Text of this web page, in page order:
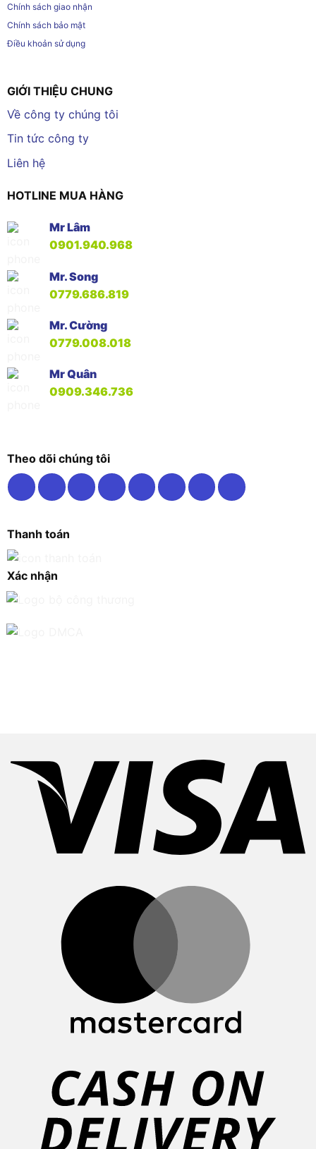
Chính sách giao nhận
Chính sách bảo mật
Điều khoản sử dụng
GIỚI THIỆU CHUNG
Về công ty chúng tôi
Tin tức công ty
Liên hệ
HOTLINE MUA HÀNG
Mr Lâm
0901.940.968
Mr. Song
0779.686.819
Mr. Cường
0779.008.018
Mr Quân
0909.346.736
Theo dõi chúng tôi
Thanh toán
Xác nhận